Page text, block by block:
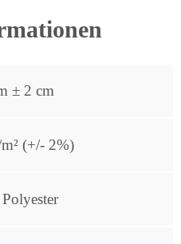
± 2 cm
(+/- 2%)